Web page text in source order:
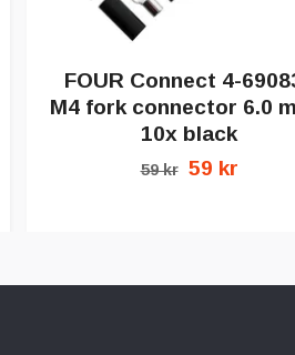
FOUR Connect 4-
M4 fork connector 6.0
10x black
59 kr 59 kr